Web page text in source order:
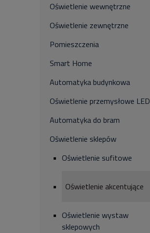
Oświetlenie wewnętrzne
Oświetlenie zewnętrzne
Pomieszczenia
Smart Home
Automatyka budynkowa
Oświetlenie przemysłowe LED
Automatyka do bram
Oświetlenie sklepów
Oświetlenie sufitowe
Oświetlenie akcentujące
Oświetlenie wystaw
sklepowych